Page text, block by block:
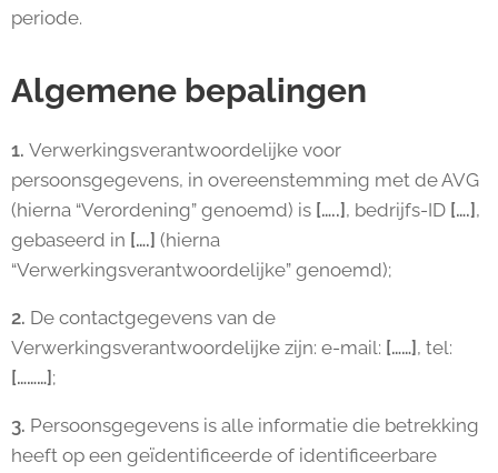
periode.
Algemene bepalingen
1. Verwerkingsverantwoordelijke voor
persoonsgegevens, in overeenstemming met de AVG
(hierna “Verordening” genoemd) is […..] , bedrijfs-ID [….] ,
gebaseerd in [….] (hierna
“Verwerkingsverantwoordelijke” genoemd);
2. De contactgegevens van de
Verwerkingsverantwoordelijke zijn: e-mail: [……] , tel:
[………] ;
3. Persoonsgegevens is alle informatie die betrekking
heeft op een geïdentificeerde of identificeerbare